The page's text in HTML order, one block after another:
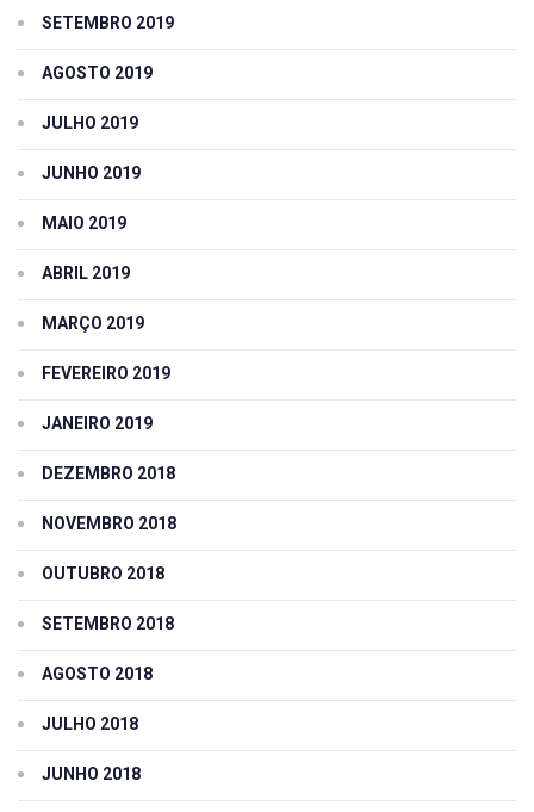
SETEMBRO 2019
AGOSTO 2019
JULHO 2019
JUNHO 2019
MAIO 2019
ABRIL 2019
MARÇO 2019
FEVEREIRO 2019
JANEIRO 2019
DEZEMBRO 2018
NOVEMBRO 2018
OUTUBRO 2018
SETEMBRO 2018
AGOSTO 2018
JULHO 2018
JUNHO 2018